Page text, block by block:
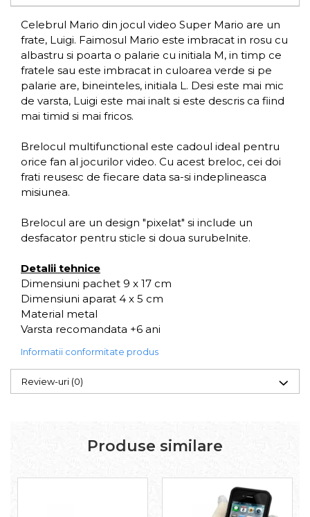
Celebrul Mario din jocul video Super Mario are un
frate, Luigi. Faimosul Mario este imbracat in rosu cu
albastru si poarta o palarie cu initiala M, in timp ce
fratele sau este imbracat in culoarea verde si pe
palarie are, bineinteles, initiala L. Desi este mai mic
de varsta, Luigi este mai inalt si este descris ca fiind
mai timid si mai fricos.
Brelocul multifunctional este cadoul ideal pentru
orice fan al jocurilor video. Cu acest breloc, cei doi
frati reusesc de fiecare data sa-si indeplineasca
misiunea.
Brelocul are un design "pixelat" si include un
desfacator pentru sticle si doua surubelnite.
Detalii tehnice
Dimensiuni pachet 9 x 17 cm
Dimensiuni aparat 4 x 5 cm
Material metal
Varsta recomandata +6 ani
Informatii conformitate produs
Review-uri (0)
Produse similare